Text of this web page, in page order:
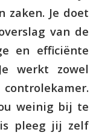
zaken. Je doet
van de
en efficiënte
werkt zowel
weinig bij te
pleeg jij zelf